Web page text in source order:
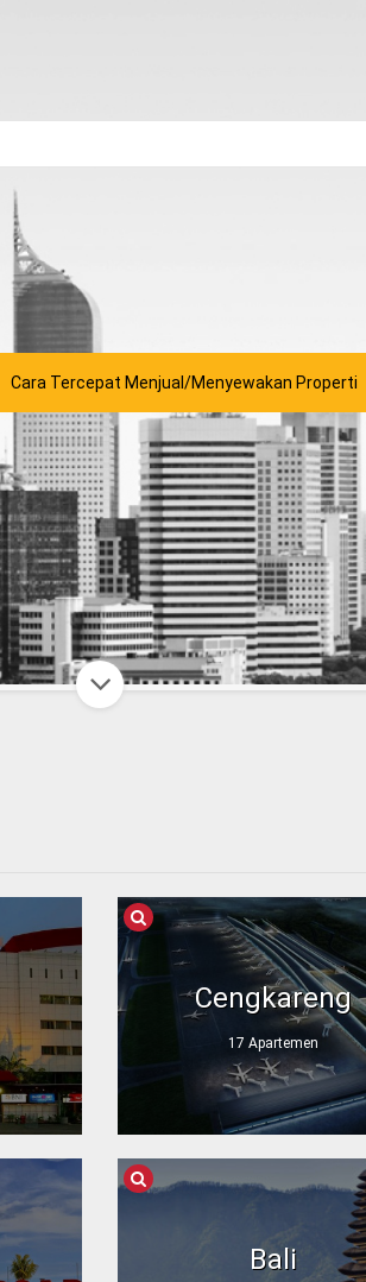
Cara Tercepat Menjual/Menyewakan Properti
Cengkareng
17 Apartemen
Bali